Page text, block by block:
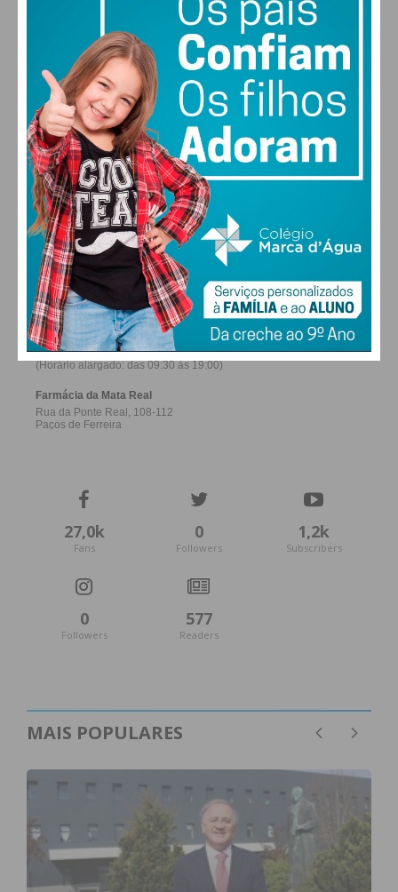
SÁB DOM
28
SEG
30
TER
ALTERAR
FARMACIAS DE SERVIÇO EM PAÇOS DE
FERREIRA
27,0k
Fans
0
Followers
1,2k
Subscribers
0
Followers
577
Readers
MAIS POPULARES